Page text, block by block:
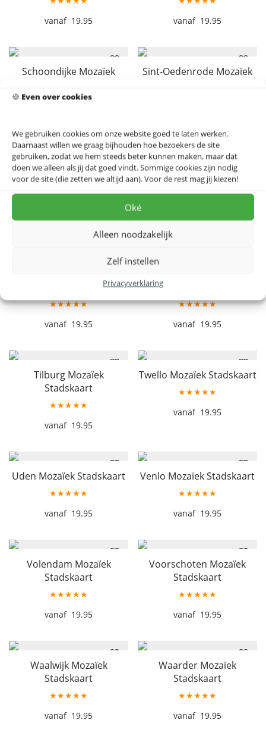
🍪 Even over cookies
We gebruiken cookies om onze website goed te laten werken.
Daarnaast willen we graag bijhouden hoe bezoekers de site
gebruiken, zodat we hem steeds beter kunnen maken, maar dat
doen we alleen als jij dat goed vindt. Sommige cookies zijn nodig
voor de site (die zetten we altijd aan). Voor de rest mag jij kiezen!
Oké
Alleen noodzakelijk
Zelf instellen
Privacyverklaring
19.95
19.95
Schoondijke Mozaïek
★★★★★
Sint-Oedenrode Mozaïek
Sneek Mozaïek Stadskaart
Someren Mozaïek
Stadskaart
19.95
★★★★★
19.95
★★★★★
19.95
Tilburg Mozaïek
Stadskaart
★★★★★
19.95
Twello Mozaïek Stadskaart
★★★★★
19.95
Uden Mozaïek Stadskaart
★★★★★
19.95
Venlo Mozaïek Stadskaart
★★★★★
19.95
Volendam Mozaïek
Stadskaart
★★★★★
19.95
Voorschoten Mozaïek
Stadskaart
★★★★★
19.95
Waalwijk Mozaïek
Stadskaart
★★★★★
19.95
Waarder Mozaïek
Stadskaart
★★★★★
19.95